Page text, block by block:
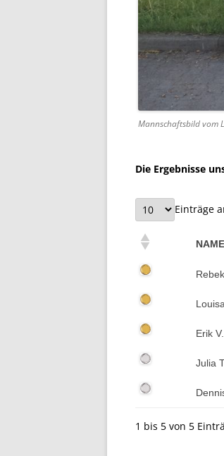
Mannschaftsbild vom
Die Ergebnisse
Einträge
NAME
Erik V.
Julia
1 bis 5 von 5